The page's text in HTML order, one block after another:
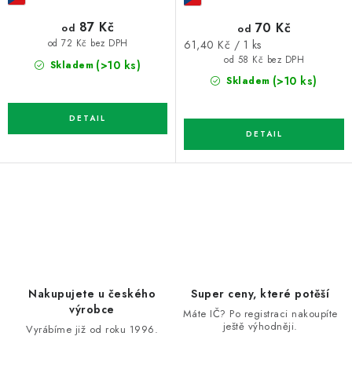
Skladem (>10 ks)
od 72 Kč bez DPH
od 87 Kč
Skladem (>10 ks)
od 58 Kč bez DPH
od 70 Kč
Měrná
61,40 Kč / 1 ks
Nakupujete u českého
výrobce
Vyrábíme již od roku 1996.
Super ceny, které potěší
Máte IČ? Po registraci nakoupíte
ještě výhodněji.